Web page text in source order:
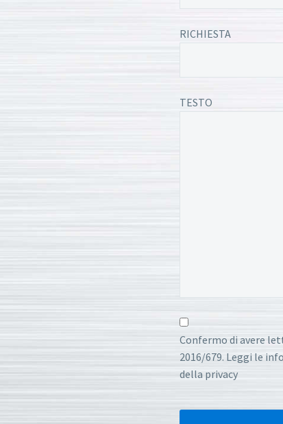
RICHIESTA
TESTO
Confermo di avere
2016/679. Leggi le
della privacy